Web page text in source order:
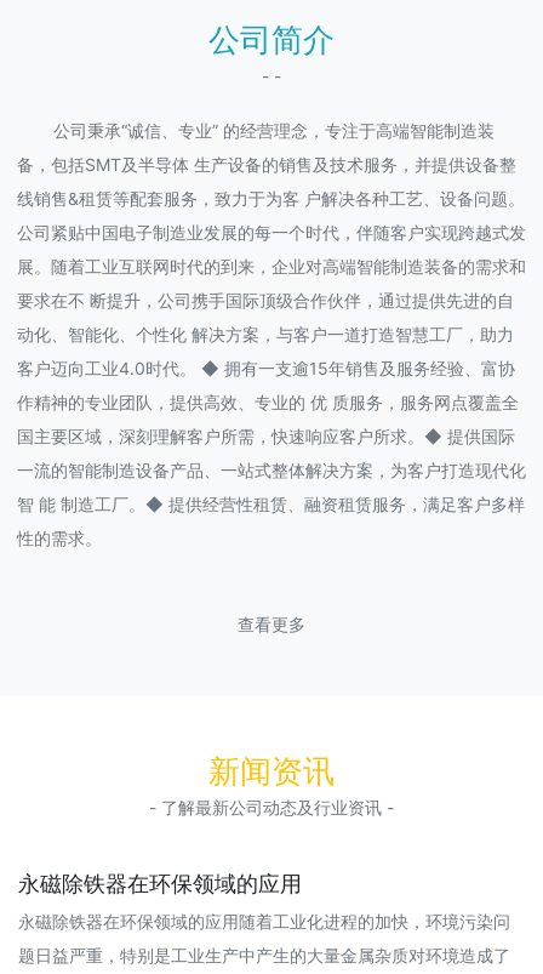
公司简介
- -
公司秉承“诚信、专业” 的经营理念，专注于高端智能制造装
备，包括SMT及半导体 生产设备的销售及技术服务，并提供设备整
线销售&租赁等配套服务，致力于为客 户解决各种工艺、设备问题。
公司紧贴中国电子制造业发展的每一个时代，伴随客户实现跨越式发
展。随着工业互联网时代的到来，企业对高端智能制造装备的需求和
要求在不 断提升，公司携手国际顶级合作伙伴，通过提供先进的自
动化、智能化、个性化 解决方案，与客户一道打造智慧工厂，助力
客户迈向工业4.0时代。 ◆ 拥有一支逾15年销售及服务经验、富协
作精神的专业团队，提供高效、专业的 优 质服务，服务网点覆盖全
国主要区域，深刻理解客户所需，快速响应客户所求。◆ 提供国际
一流的智能制造设备产品、一站式整体解决方案，为客户打造现代化
智 能 制造工厂。◆ 提供经营性租赁、融资租赁服务，满足客户多样
性的需求。
查看更多
新闻资讯
- 了解最新公司动态及行业资讯 -
永磁除铁器在环保领域的应用
永磁除铁器在环保领域的应用随着工业化进程的加快，环境污染问
题日益严重，特别是工业生产中产生的大量金属杂质对环境造成了